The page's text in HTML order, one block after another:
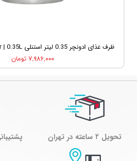
۷,۹۸۶,۰۰۰ تومان
تحویل ۲ ساعته در تهران